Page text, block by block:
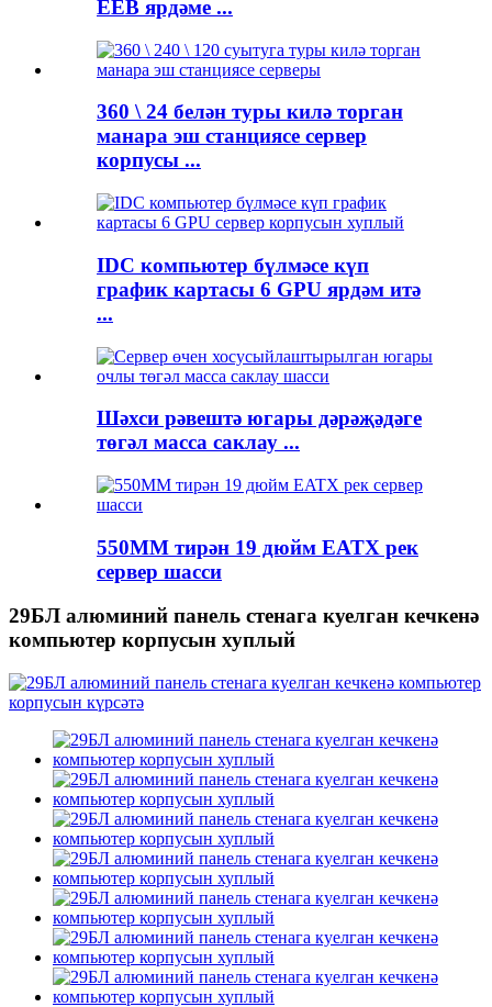
EEB ярдәме ...
360 \ 24 белән туры килә торган
манара эш станциясе сервер
корпусы ...
IDC компьютер бүлмәсе күп
график картасы 6 GPU ярдәм итә
...
Шәхси рәвештә югары дәрәҗәдәге
төгәл масса саклау ...
550ММ тирән 19 дюйм EATX рек
сервер шасси
29БЛ алюминий панель стенага куелган кечкенә
компьютер корпусын хуплый